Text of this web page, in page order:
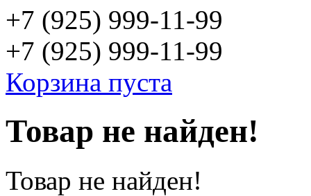
+7 (925) 999-11-99
+7 (925) 999-11-99
Корзина пуста
Товар не найден!
Товар не найден!